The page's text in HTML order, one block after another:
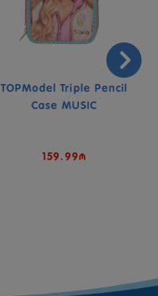
TOPModel Triple Pencil
Case MUSIC
159.99₼